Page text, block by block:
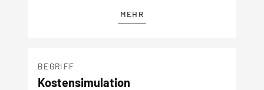
MEHR
BEGRIFF
Kostensimulation